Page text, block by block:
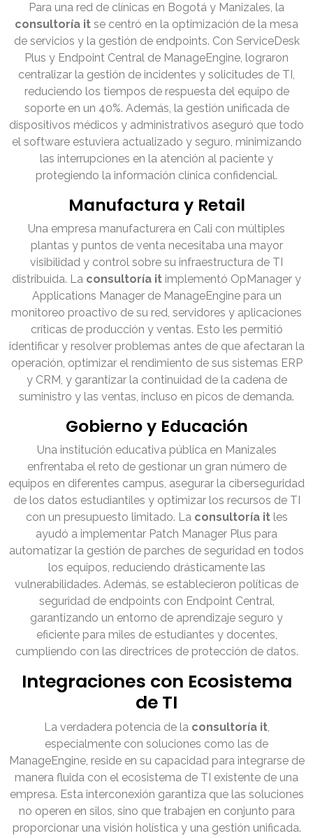
Para una red de clínicas en Bogotá y Manizales, la
consultoría it se centró en la optimización de la mesa
de servicios y la gestión de endpoints. Con ServiceDesk
Plus y Endpoint Central de ManageEngine, lograron
centralizar la gestión de incidentes y solicitudes de TI,
reduciendo los tiempos de respuesta del equipo de
soporte en un 40%. Además, la gestión unificada de
dispositivos médicos y administrativos aseguró que todo
el software estuviera actualizado y seguro, minimizando
las interrupciones en la atención al paciente y
protegiendo la información clínica confidencial.
Manufactura y Retail
Una empresa manufacturera en Cali con múltiples
plantas y puntos de venta necesitaba una mayor
visibilidad y control sobre su infraestructura de TI
distribuida. La consultoría it implementó OpManager y
Applications Manager de ManageEngine para un
monitoreo proactivo de su red, servidores y aplicaciones
críticas de producción y ventas. Esto les permitió
identificar y resolver problemas antes de que afectaran la
operación, optimizar el rendimiento de sus sistemas ERP
y CRM, y garantizar la continuidad de la cadena de
suministro y las ventas, incluso en picos de demanda.
Gobierno y Educación
Una institución educativa pública en Manizales
enfrentaba el reto de gestionar un gran número de
equipos en diferentes campus, asegurar la ciberseguridad
de los datos estudiantiles y optimizar los recursos de TI
con un presupuesto limitado. La consultoría itles
ayudó a implementar Patch Manager Plus para
automatizar la gestión de parches de seguridad en todos
los equipos, reduciendo drásticamente las
vulnerabilidades. Además, se establecieron políticas de
seguridad de endpoints con Endpoint Central,
garantizando un entorno de aprendizaje seguro y
eficiente para miles de estudiantes y docentes,
cumpliendo con las directrices de protección de datos.
Integraciones con Ecosistema
de TI
La verdadera potencia de la consultoría it,
especialmente con soluciones como las de
ManageEngine, reside en su capacidad para integrarse de
manera fluida con el ecosistema de TI existente de una
empresa. Esta interconexión garantiza que las soluciones
no operen en silos, sino que trabajen en conjunto para
proporcionar una visión holística y una gestión unificada.